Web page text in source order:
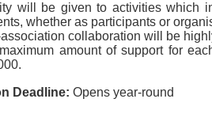
will be given to activities which
whether as participants or
association collaboration will be
amount of support for
Deadline: Opens year-round